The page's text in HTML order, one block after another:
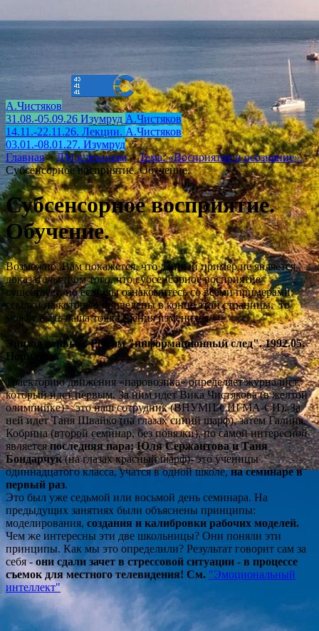
А.Чистяков
31.08.-05.09.26 Изумруд А.Чистяков
14.11.-22.11.26. Лекции. А.Чистяков
03.01.-08.01.27. Изумруд
Главная > ДМ к лекциям > Тема: «Восприятие и осознание». >
Субсенсорное восприятие. Обучение.
Субсенсорное восприятие.
Обучение.
Возможно, Вам покажется, что данный пример не является
доказательством того, что субсенсорное восприятие
существует, но если вы ознакомитесь со всеми примерами,
ссылки на которые приведены в конце этой страницы, то
может быть ваша точка зрения изменится.
Эпизод первый. Режим "информационный след". 1992.05.
Норильск.
Траекторию движения «паровозика» определяет журналист,
который идет первым. За ним идет Вика Чистякова (в желтой
олимпийке) – это наш сотрудник (ВНУМП СИГМА-СИ). За
ней идет Таня Швайко (на глазах синий шарф), затем Галина
Кобрина (второй семинар, без повязки), но самой интересной
являетсяпоследняя пара: Юля Сержантова и Таня
Бондарчук(на глазах красный шарф)-это ученицы
одиннадцатого класса, учатся в одной школе,на семинаре в
первый раз.
Это был уже седьмой или восьмой день семинара. На
предыдущих занятиях были объяснены принципы:
моделирования, создания и калибровки рабочих моделей.
Чем же интересны эти две школьницы? Они поняли эти
принципы. Как мы это определили? Результат говорит сам за
себя -они сдали зачет в стрессовой ситуации - в процессе
съемок для местного телевидения! См. "Эмоциональный
интеллект"